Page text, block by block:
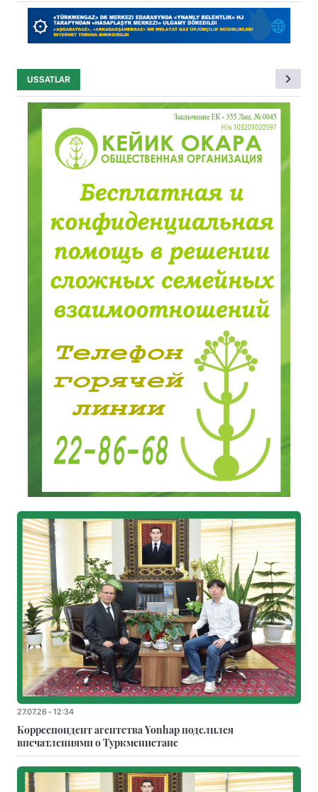
USSATLAR
27.07.26 - 12:34
Корреспондент агентства Yonhap поделился
впечатлениями о Туркменистане